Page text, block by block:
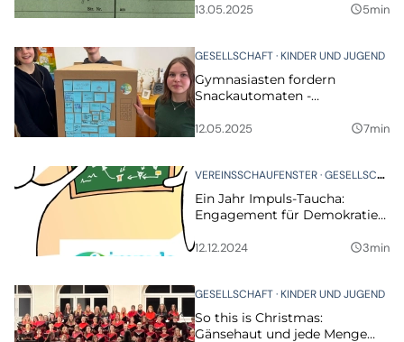
13.05.2025 query_builder5min
GESELLSCHAFT KINDER UND JUGEND
Gymnasiasten fordern
Snackautomaten -
12.05.2025 query_builder7min
VEREINSSCHAUFENSTER GESELLSCHAFT
Ein Jahr Impuls-Taucha:
Engagement für Demokratie
12.12.2024 query_builder3min
GESELLSCHAFT KINDER UND JUGEND
So this is Christmas:
Gänsehaut und jede Menge